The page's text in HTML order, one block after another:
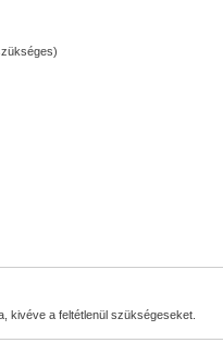
kivéve a feltétlenül szükségeseket.